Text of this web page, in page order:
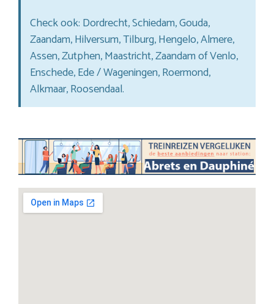
Check ook: Dordrecht, Schiedam, Gouda,
Zaandam, Hilversum, Tilburg, Hengelo, Almere,
Assen, Zutphen, Maastricht, Zaandam of Venlo,
Enschede, Ede / Wageningen, Roermond,
Alkmaar, Roosendaal.